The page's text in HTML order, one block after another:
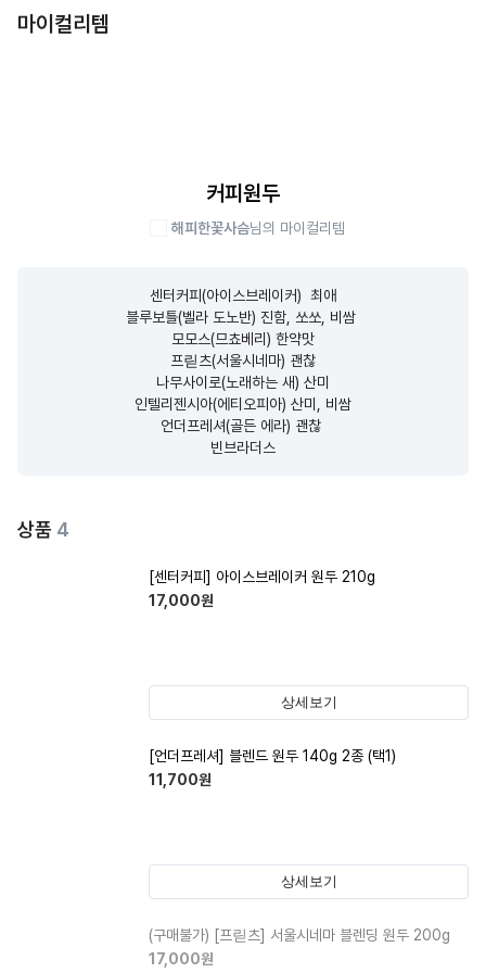
마이컬리템
커피원두
해피한꽃사슴님의 마이컬리템
센터커피(아이스브레이커)  최애
블루보틀(벨라 도노반) 진함, 쏘쏘, 비쌈
모모스(므쵸베리) 한약맛
프릳츠(서울시네마) 괜찮
나무사이로(노래하는 새) 산미
인텔리젠시아(에티오피아) 산미, 비쌈
언더프레셔(골든 에라) 괜찮
빈브라더스
상품 4
[센터커피] 아이스브레이커 원두 210g
17,000원
상세보기
[언더프레셔] 블렌드 원두 140g 2종 (택1)
11,700원
상세보기
(구매불가) [프릳츠] 서울시네마 블렌딩 원두 200g
17,000원